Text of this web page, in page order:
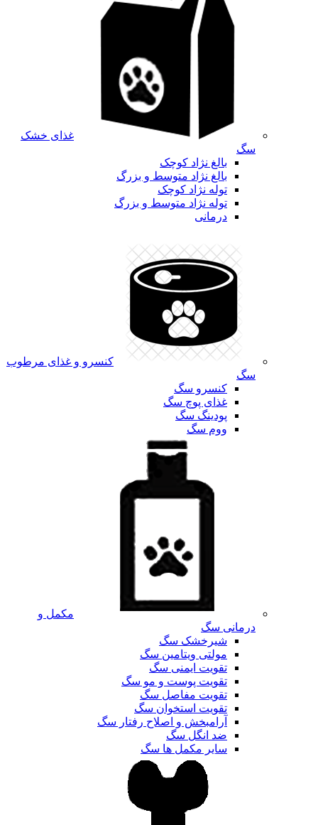
غذای خشک
سگ
بالغ نژاد کوچک
بالغ نژاد متوسط و بزرگ
توله نژاد کوچک
توله نژاد متوسط و بزرگ
درمانی
کنسرو و غذای مرطوب
سگ
کنسرو سگ
غذای پوچ سگ
پودینگ سگ
ووم سگ
مکمل و
درمانی سگ
شیرخشک سگ
مولتی ویتامین سگ
تقویت ایمنی سگ
تقویت پوست و مو سگ
تقویت مفاصل سگ
تقویت استخوان سگ
آرامبخش و اصلاح رفتار سگ
ضد انگل سگ
سایر مکمل ها سگ